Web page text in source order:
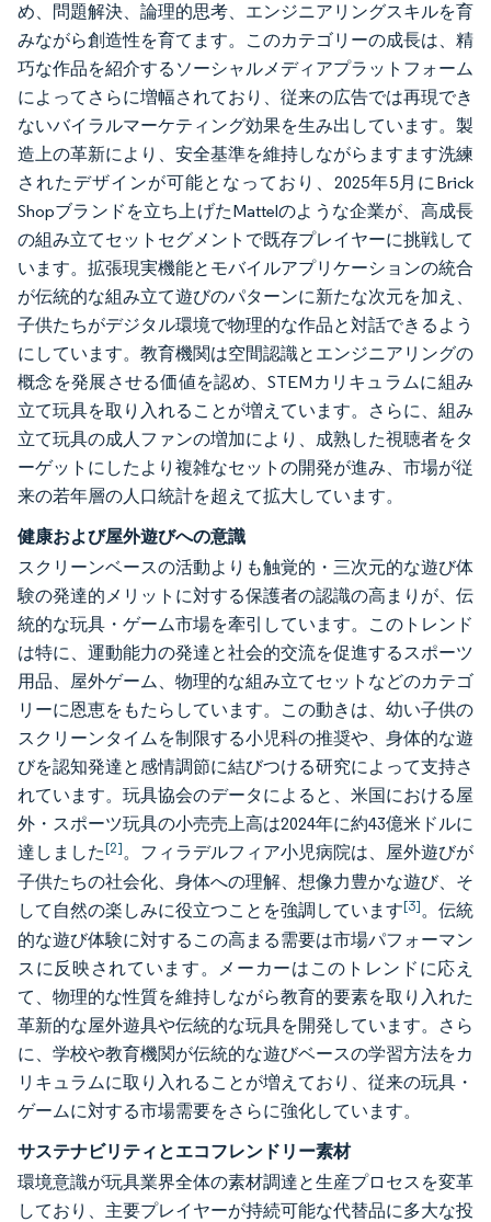
め、問題解決、論理的思考、エンジニアリングスキルを育
みながら創造性を育てます。このカテゴリーの成長は、精
巧な作品を紹介するソーシャルメディアプラットフォーム
によってさらに増幅されており、従来の広告では再現でき
ないバイラルマーケティング効果を生み出しています。製
造上の革新により、安全基準を維持しながらますます洗練
されたデザインが可能となっており、2025年5月にBrick
Shopブランドを立ち上げたMattelのような企業が、高成長
の組み立てセットセグメントで既存プレイヤーに挑戦して
います。拡張現実機能とモバイルアプリケーションの統合
が伝統的な組み立て遊びのパターンに新たな次元を加え、
子供たちがデジタル環境で物理的な作品と対話できるよう
にしています。教育機関は空間認識とエンジニアリングの
概念を発展させる価値を認め、STEMカリキュラムに組み
立て玩具を取り入れることが増えています。さらに、組み
立て玩具の成人ファンの増加により、成熟した視聴者をタ
ーゲットにしたより複雑なセットの開発が進み、市場が従
来の若年層の人口統計を超えて拡大しています。
健康および屋外遊びへの意識
スクリーンベースの活動よりも触覚的・三次元的な遊び体
験の発達的メリットに対する保護者の認識の高まりが、伝
統的な玩具・ゲーム市場を牽引しています。このトレンド
は特に、運動能力の発達と社会的交流を促進するスポーツ
用品、屋外ゲーム、物理的な組み立てセットなどのカテゴ
リーに恩恵をもたらしています。この動きは、幼い子供の
スクリーンタイムを制限する小児科の推奨や、身体的な遊
びを認知発達と感情調節に結びつける研究によって支持さ
れています。玩具協会のデータによると、米国における屋
外・スポーツ玩具の小売売上高は2024年に約43億米ドルに
達しました[2]。フィラデルフィア小児病院は、屋外遊びが
子供たちの社会化、身体への理解、想像力豊かな遊び、そ
して自然の楽しみに役立つことを強調しています[3]。伝統
的な遊び体験に対するこの高まる需要は市場パフォーマン
スに反映されています。メーカーはこのトレンドに応え
て、物理的な性質を維持しながら教育的要素を取り入れた
革新的な屋外遊具や伝統的な玩具を開発しています。さら
に、学校や教育機関が伝統的な遊びベースの学習方法をカ
リキュラムに取り入れることが増えており、従来の玩具・
ゲームに対する市場需要をさらに強化しています。
サステナビリティとエコフレンドリー素材
環境意識が玩具業界全体の素材調達と生産プロセスを変革
しており、主要プレイヤーが持続可能な代替品に多大な投